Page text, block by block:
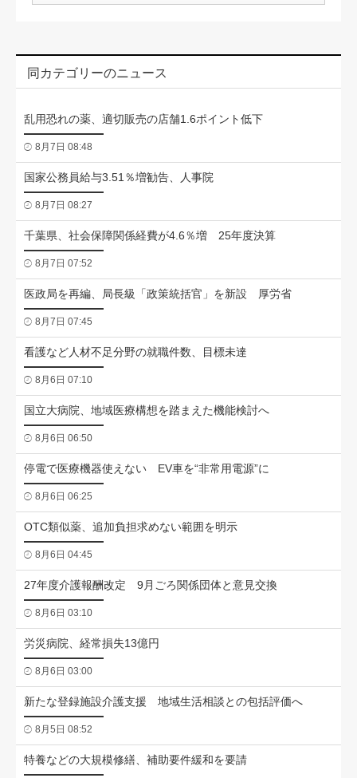
同カテゴリーのニュース
乱用恐れの薬、適切販売の店舗1.6ポイント低下
8月7日 08:48
国家公務員給与3.51％増勧告、人事院
8月7日 08:27
千葉県、社会保障関係経費が4.6％増 25年度決算
8月7日 07:52
医政局を再編、局長級「政策統括官」を新設 厚労省
8月7日 07:45
看護など人材不足分野の就職件数、目標未達
8月6日 07:10
国立大病院、地域医療構想を踏まえた機能検討へ
8月6日 06:50
停電で医療機器使えない EV車を“非常用電源”に
8月6日 06:25
OTC類似薬、追加負担求めない範囲を明示
8月6日 04:45
27年度介護報酬改定 9月ごろ関係団体と意見交換
8月6日 03:10
労災病院、経常損失13億円
8月6日 03:00
新たな登録施設介護支援 地域生活相談との包括評価へ
8月5日 08:52
特養などの大規模修繕、補助要件緩和を要請